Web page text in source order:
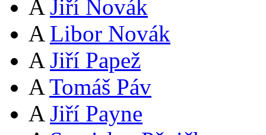
A Jiří Novák
A Libor Novák
A Jiří Papež
A Tomáš Páv
A Jiří Payne